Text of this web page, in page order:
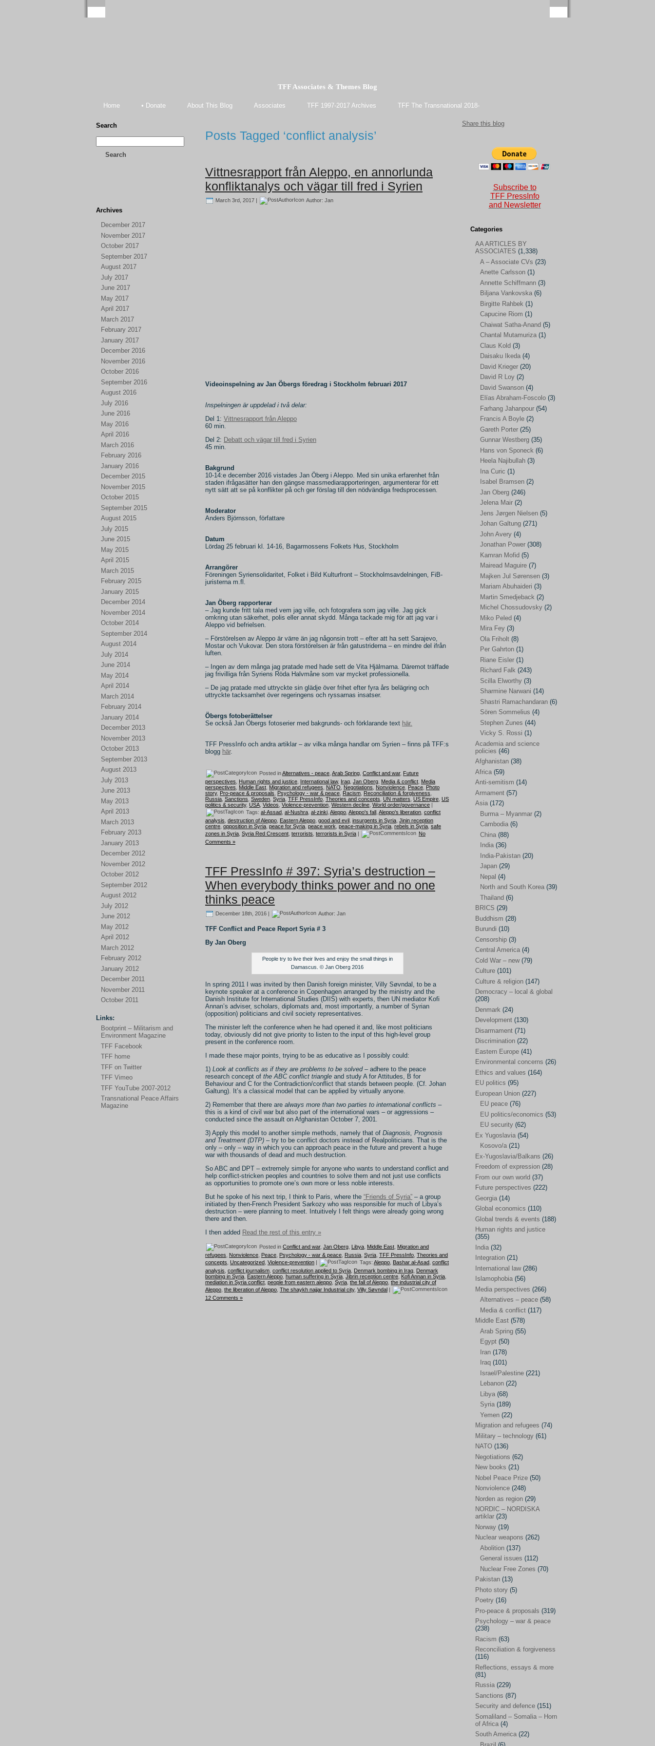
TFF Associates & Themes Blog
Home • Donate About This Blog Associates TFF 1997-2017 Archives TFF The Transnational 2018-
Search
Search
Archives
December 2017
November 2017
October 2017
September 2017
August 2017
July 2017
June 2017
May 2017
April 2017
March 2017
February 2017
January 2017
December 2016
November 2016
October 2016
September 2016
August 2016
July 2016
June 2016
May 2016
April 2016
March 2016
February 2016
January 2016
December 2015
November 2015
October 2015
September 2015
August 2015
July 2015
June 2015
May 2015
April 2015
March 2015
February 2015
January 2015
December 2014
November 2014
October 2014
September 2014
August 2014
July 2014
June 2014
May 2014
April 2014
March 2014
February 2014
January 2014
December 2013
November 2013
October 2013
September 2013
August 2013
July 2013
June 2013
May 2013
April 2013
March 2013
February 2013
January 2013
December 2012
November 2012
October 2012
September 2012
August 2012
July 2012
June 2012
May 2012
April 2012
March 2012
February 2012
January 2012
December 2011
November 2011
October 2011
Links:
Bootprint – Militarism and
Environment Magazine
TFF Facebook
TFF home
TFF on Twitter
TFF Vimeo
TFF YouTube 2007-2012
Transnational Peace Affairs
Magazine
Posts Tagged ‘conflict analysis’
Vittnesrapport från Aleppo, en annorlunda
konfliktanalys och vägar till fred i Syrien
March 3rd, 2017 | Author: Jan
Videoinspelning av Jan Öbergs föredrag i Stockholm februari 2017
Inspelningen är uppdelad i två delar:
Del 1: Vittnesrapport från Aleppo
60 min.
Del 2: Debatt och vägar till fred i Syrien
45 min.
Bakgrund
10-14:e december 2016 vistades Jan Öberg i Aleppo. Med sin unika erfarenhet från
staden ifrågasätter han den gängse massmediarapporteringen, argumenterar för ett
nytt sätt att se på konflikter på och ger förslag till den nödvändiga fredsprocessen.
Moderator
Anders Björnsson, författare
Datum
Lördag 25 februari kl. 14-16, Bagarmossens Folkets Hus, Stockholm
Arrangörer
Föreningen Syriensolidaritet, Folket i Bild Kulturfront – Stockholmsavdelningen, FiB-
juristerna m.fl.
Jan Öberg rapporterar
– Jag kunde fritt tala med vem jag ville, och fotografera som jag ville. Jag gick
omkring utan säkerhet, polis eller annat skydd. Många tackade mig för att jag var i
Aleppo vid befrielsen.
– Förstörelsen av Aleppo är värre än jag någonsin trott – efter att ha sett Sarajevo,
Mostar och Vukovar. Den stora förstörelsen är från gatustriderna – en mindre del ifrån
luften.
– Ingen av dem många jag pratade med hade sett de Vita Hjälmarna. Däremot träffade
jag frivilliga från Syriens Röda Halvmåne som var mycket professionella.
– De jag pratade med uttryckte sin glädje över frihet efter fyra års belägring och
uttryckte tacksamhet över regeringens och ryssarnas insatser.
Öbergs fotoberättelser
Se också Jan Öbergs fotoserier med bakgrunds- och förklarande text här.
TFF PressInfo och andra artiklar – av vilka många handlar om Syrien – finns på TFF:s
blogg här.
Posted inAlternatives - peace Arab Spring Conflict and war, Future
perspectives
Human rights and justice International law, Iraq Jan Oberg Media & conflict Media
perspectives
Middle East Migration and refugees NATO Negotiations Nonviolence Peace Photo
story, Pro-peace & proposals Psychology - war & peace Racism Reconciliation & forgiveness
Russia Sanctions Sweden Syria TFF PressInfo Theories and concepts UN matters US Empire US
politics & security, USA Videos Violence-prevention Western decline World order/governance |
Tags: al-Assad al-Nushra al-zinki Aleppo Aleppo's fall Aleppo's liberation conflict
analysis destruction of Aleppo Eastern Aleppo good and evil insurgents in Syria Jinin reception
centre opposition in Syria peace for Syria peace work peace-making in Syria rebels in Syria safe
zones in Syria Syria Red Crescent terrorists terrorists in Syria |
No
Comments »
TFF PressInfo # 397: Syria’s destruction –
When everybody thinks power and no one
thinks peace
December 18th, 2016 | Author: Jan
TFF Conflict and Peace Report Syria # 3
By Jan Oberg
People try to live their lives and enjoy the small things in
Damascus. © Jan Oberg 2016
In spring 2011 I was invited by then Danish foreign minister, Villy Søvndal, to be a
keynote speaker at a conference in Copenhagen arranged by the ministry and the
Danish Institute for International Studies (DIIS) with experts, then UN mediator Kofi
Annan’s adviser, scholars, diplomats and, most importantly, a number of Syrian
(opposition) politicians and civil society representatives.
The minister left the conference when he had opened it and, like most politicians
today, obviously did not give priority to listen to the input of this high-level group
present in the conference room.
I made these major points, trying to be as educative as I possibly could:
1) Look at conflicts as if they are problems to be solved– adhere to the peace
research concept of the ABC conflict triangle and study A for Attitudes, B for
Behaviour and C for the Contradiction/conflict that stands between people. (Cf. Johan
Galtung). It’s a classical model that can be applied by virtually anyone.
2) Remember that there are always more than two parties to international conflicts –
this is a kind of civil war but also part of the international wars – or aggressions –
conducted since the assault on Afghanistan October 7, 2001.
3) Apply this model to another simple methods, namely that of Diagnosis, Prognosis
and Treatment (DTP) – try to be conflict doctors instead of Realpoliticians. That is the
only – only – way in which you can approach peace in the future and prevent a huge
war with thousands of dead and much destruction.
So ABC and DPT – extremely simple for anyone who wants to understand conflict and
help conflict-stricken peoples and countries to solve them and not just use conflicts
as opportunities to promote one’s own more or less noble interests.
But he spoke of his next trip, I think to Paris, where the “Friends of Syria” – a group
initiated by then-French President Sarkozy who was responsible for much of Libya’s
destruction – were planning to meet. Intuitively I felt things were already going wrong
there and then.
I then added Read the rest of this entry »
Posted in Conflict and war, Jan Oberg Libya Middle East Migration and
refugees
Nonviolence Peace Psychology - war & peace Russia Syria TFF PressInfo Theories and
concepts Uncategorized Violence-prevention | Tags: Aleppo Bashar al-Asad conflict
analysis conflict journalism conflict resolution applied to Syria Denmark bombing in Iraq Denmark
bombing in Syria Eastern Aleppo human suffering in Syria Jibrin reception centre Kofi Annan in Syria
mediation in Syria conflict people from eastern aleppo Syria the fall of Aleppo the industrial city of
Aleppo the liberation of Aleppo The shaykh najjar Industrial city, Villy Søvndal |
12 Comments »
Share this blog
Subscribe to
TFF PressInfo
and Newsletter
Categories
AA ARTICLES BY ASSOCIATES
A – Associate CVs (23)
Anette Carlsson(1)
Biljana Vankovska(6)
Birgitte Rahbek (1)
Capucine Riom (1)
Chaiwat Satha-Anand
(1)
Claus Kold(3)
Daisaku Ikeda(4)
David Krieger (20)
David R Loy(2)
Elías Abraham-Foscolo(3)
Farhang Jahanpour(54)
Francis A Boyle
Gareth Porter(25)
(35)
Hans von Sponeck(6)
Heela Najibullah(3)
Ina Curic
Isabel Bramsen(2)
Jan Oberg
Jelena Mair (2)
Jens Jørgen Nielsen(5)
Johan Galtung (271)
John Avery(4)
(308)
Kamran Mofid (5)
Mairead Maguire(7)
Mariam Abuhaideri(3)
Martin Smedjeback(2)
Michel Chossudovsky(2)
Miko Peled (4)
Mira Fey (3)
Ola Friholt(8)
Per Gahrton(1)
Riane Eisler (1)
(243)
Scilla Elworthy(3)
Sharmine Narwani(14)
Shastri Ramachandaran
Sören Sommelius(4)
(44)
Vicky S. Rossi (1)
Academia and science policies
Afghanistan (38)
Africa (59)
Anti-semitism (14)
Armament(57)
Asia (172)
Burma – Myanmar (2)
Cambodia (6)
China (88)
India(36)
Japan(29)
Nepal(4)
North and South Korea(39)
Thailand(6)
Buddhism(28)
Burundi (10)
Censorship (3)
Central America(4)
Culture(101)
Culture & religion
Democracy – local & global(208)
Denmark(24)
Development (130)
Disarmament(71)
(22)
Eastern Europe(41)
Environmental concerns
Ethics and values (164)
EU politics(95)
European Union
EU peace(76)
EU politics/economics(53)
EU security(62)
Ex Yugoslavia(54)
Ex-Yugoslavia/Balkans(26)
Freedom of expression(28)
From our own world
Future perspectives
Georgia (14)
Global economics(110)
Human rights and justice
India(32)
Integration (21)
International law
Islamophobia(56)
Media perspectives
Alternatives – peace
Middle East(578)
Arab Spring(55)
Egypt(50)
AA ARTICLES BY
ASSOCIATES (1,338)
A – Associate CVs (23)
Anette Carlsson (1)
Annette Schiffmann (3)
Biljana Vankovska (6)
Birgitte Rahbek (1)
Capucine Riom (1)
Chaiwat Satha-Anand (5)
Chantal Mutamuriza (1)
Claus Kold (3)
Daisaku Ikeda (4)
David Krieger (20)
David R Loy (2)
David Swanson (4)
Elías Abraham-Foscolo (3)
Farhang Jahanpour (54)
Francis A Boyle (2)
Gareth Porter (25)
Gunnar Westberg (35)
Hans von Sponeck (6)
Heela Najibullah (3)
Ina Curic (1)
Isabel Bramsen (2)
Jan Oberg (246)
Jelena Mair (2)
Jens Jørgen Nielsen (5)
Johan Galtung (271)
John Avery (4)
Jonathan Power (308)
Kamran Mofid (5)
Mairead Maguire (7)
Majken Jul Sørensen (3)
Mariam Abuhaideri (3)
Martin Smedjeback (2)
Michel Chossudovsky (2)
Miko Peled (4)
Mira Fey (3)
Ola Friholt (8)
Per Gahrton (1)
Riane Eisler (1)
Richard Falk (243)
Scilla Elworthy (3)
Sharmine Narwani (14)
Shastri Ramachandaran (6)
Sören Sommelius (4)
Stephen Zunes (44)
Vicky S. Rossi (1)
Academia and science
policies (46)
Afghanistan (38)
Africa (59)
Anti-semitism (14)
Armament (57)
Asia (172)
Burma – Myanmar (2)
Cambodia (6)
China (88)
India (36)
India-Pakistan (20)
Japan (29)
Nepal (4)
North and South Korea (39)
Thailand (6)
BRICS (29)
Buddhism (28)
Burundi (10)
Censorship (3)
Central America (4)
Cold War – new(79)
Culture (101)
Culture & religion (147)
Democracy – local & global
(208)
Denmark (24)
Development (130)
Disarmament (71)
Discrimination (22)
Eastern Europe (41)
Environmental concerns (26)
Ethics and values (164)
EU politics (95)
European Union (227)
EU peace (76)
EU politics/economics (53)
EU security (62)
Ex Yugoslavia (54)
Kosovo/a (21)
Ex-Yugoslavia/Balkans (26)
Freedom of expression (28)
From our own world (37)
Future perspectives (222)
Georgia (14)
Global economics (110)
Global trends & events (188)
Human rights and justice
(355)
India (32)
Integration (21)
International law(286)
Islamophobia (56)
Media perspectives (266)
Alternatives – peace (58)
Media & conflict (117)
Middle East (578)
Arab Spring (55)
Egypt (50)
Iran (178)
Iraq (101)
Israel/Palestine (221)
Lebanon (22)
Libya (68)
Syria (189)
Yemen (22)
Migration and refugees (74)
Military – technology (61)
NATO (136)
Negotiations (62)
New books (21)
Nobel Peace Prize (50)
Nonviolence (248)
Norden as region (29)
NORDIC – NORDISKA
artiklar (23)
Norway (19)
Nuclear weapons (262)
Abolition (137)
General issues (112)
Nuclear Free Zones (70)
Pakistan (13)
Photo story (5)
Poetry (16)
Pro-peace & proposals (319)
Psychology – war & peace
(238)
Racism (63)
Reconciliation & forgiveness
(116)
Reflections, essays & more
(81)
Russia (229)
Sanctions (87)
Security and defence (151)
Somaliland – Somalia – Horn
of Africa (4)
South America (22)